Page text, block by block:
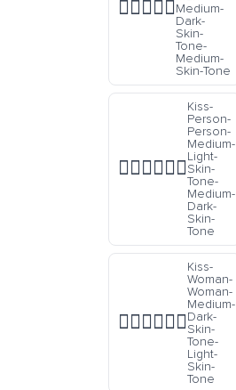
👩🏾‍❤️‍👨🏽Medium-
Dark-
Skin-
Tone-
Medium-
Skin-Tone
🧑🏼‍❤️‍💋‍🧑🏾
Kiss-
Person-
Person-
Medium-
Light-
Skin-
Tone-
Medium-
Dark-
Skin-
Tone
👩🏾‍❤️‍💋‍👩🏻
Kiss-
Woman-
Woman-
Medium-
Dark-
Skin-
Tone-
Light-
Skin-
Tone